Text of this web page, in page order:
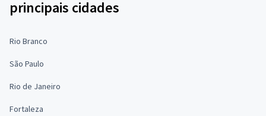
principais cidades
Rio Branco
São Paulo
Rio de Janeiro
Fortaleza